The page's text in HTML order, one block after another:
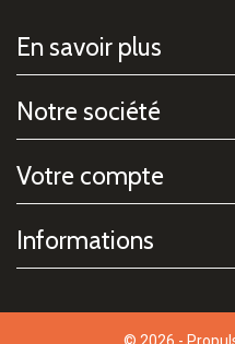
En savoir plus
Notre société
Votre compte
Informations